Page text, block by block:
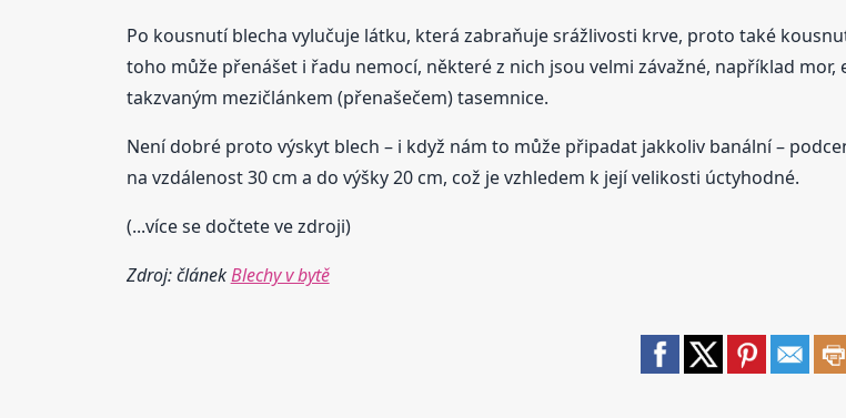
Po kousnutí blecha vylučuje látku, která zabraňuje srážlivosti krve, proto také
toho může přenášet i řadu nemocí, některé z nich jsou velmi závažné, například
takzvaným mezičlánkem (přenašečem) tasemnice.
Není dobré proto výskyt blech – i když nám to může připadat jakkoliv banální –
na vzdálenost 30 cm a do výšky 20 cm, což je vzhledem k její velikosti úctyhodné.
(...více se dočtete ve zdroji)
Zdroj: článekBlechy v bytě